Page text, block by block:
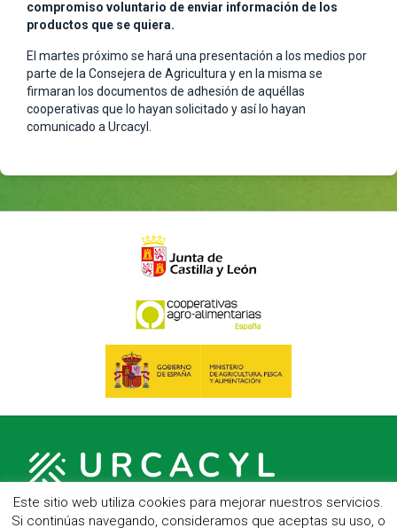
compromiso voluntario de enviar información de los
productos que se quiera.
El martes próximo se hará una presentación a los medios por
parte de la Consejera de Agricultura y en la misma se
firmaran los documentos de adhesión de aquéllas
cooperativas que lo hayan solicitado y así lo hayan
comunicado a Urcacyl.
Este sitio web utiliza cookies para mejorar nuestros servicios.
Si continúas navegando, consideramos que aceptas su uso, o